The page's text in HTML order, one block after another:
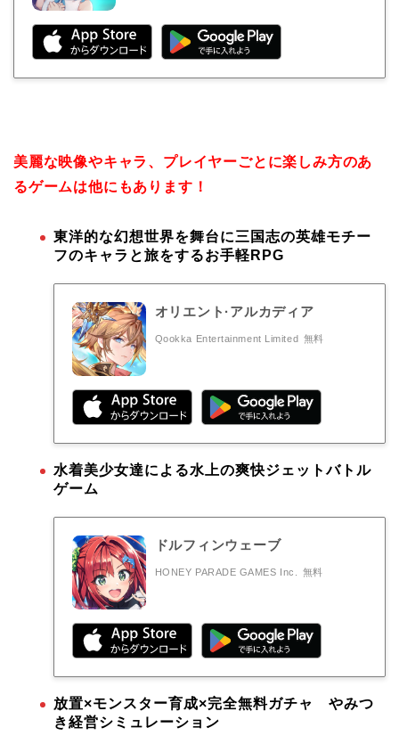
美麗な映像やキャラ、プレイヤーごとに楽しみ方のあ
るゲームは他にもあります！
東洋的な幻想世界を舞台に三国志の英雄モチー
フのキャラと旅をするお手軽RPG
オリエント·アルカディア
Qookka Entertainment Limited 無料
水着美少女達による水上の爽快ジェットバトル
ゲーム
ドルフィンウェーブ
HONEY PARADE GAMES Inc. 無料
放置×モンスター育成×完全無料ガチャ やみつ
き経営シミュレーション